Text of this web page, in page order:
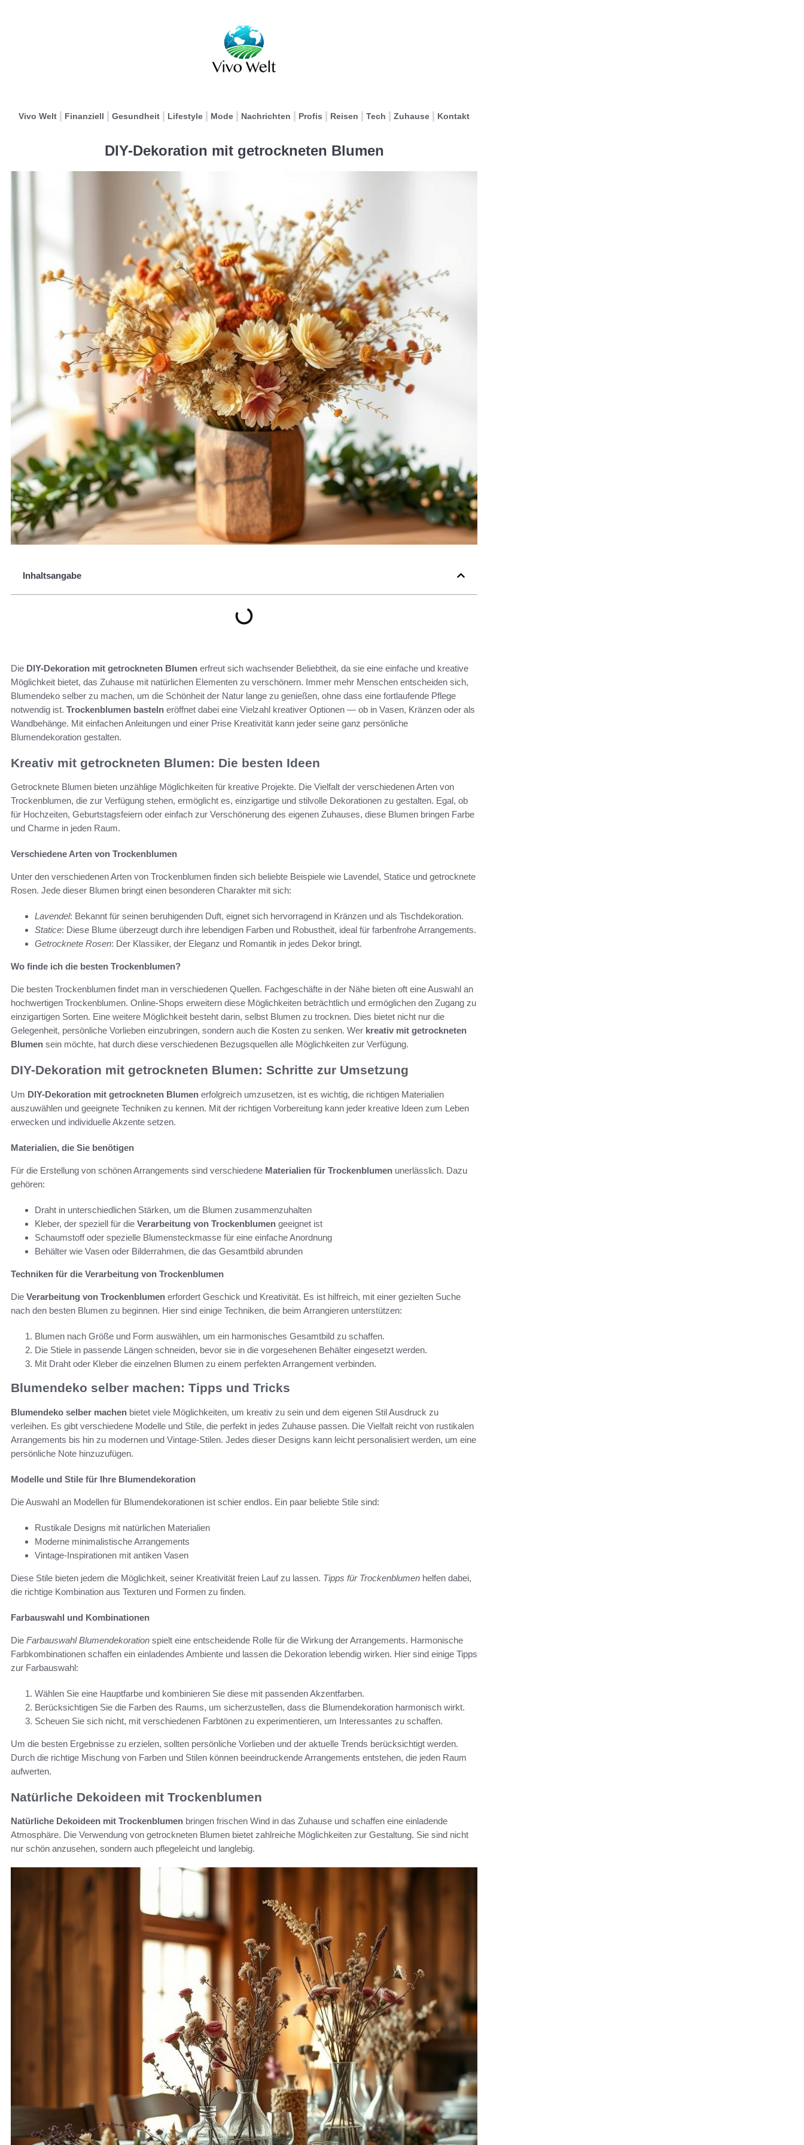
Vivo Welt Finanziell Gesundheit Lifestyle Mode Nachrichten Profis Reisen Tech Zuhause Kontakt
DIY-Dekoration mit getrockneten Blumen
Inhaltsangabe
Die DIY-Dekoration mit getrockneten Blumen erfreut sich wachsender Beliebtheit, da sie eine einfache und kreative
Möglichkeit bietet, das Zuhause mit natürlichen Elementen zu verschönern. Immer mehr Menschen entscheiden sich,
Blumendeko selber zu machen, um die Schönheit der Natur lange zu genießen, ohne dass eine fortlaufende Pflege
notwendig ist. Trockenblumen basteln eröffnet dabei eine Vielzahl kreativer Optionen — ob in Vasen, Kränzen oder als
Wandbehänge. Mit einfachen Anleitungen und einer Prise Kreativität kann jeder seine ganz persönliche
Blumendekoration gestalten.
Kreativ mit getrockneten Blumen: Die besten Ideen
Getrocknete Blumen bieten unzählige Möglichkeiten für kreative Projekte. Die Vielfalt der verschiedenen Arten von
Trockenblumen, die zur Verfügung stehen, ermöglicht es, einzigartige und stilvolle Dekorationen zu gestalten. Egal, ob
für Hochzeiten, Geburtstagsfeiern oder einfach zur Verschönerung des eigenen Zuhauses, diese Blumen bringen Farbe
und Charme in jeden Raum.
Verschiedene Arten von Trockenblumen
Unter den verschiedenen Arten von Trockenblumen finden sich beliebte Beispiele wie Lavendel, Statice und getrocknete
Rosen. Jede dieser Blumen bringt einen besonderen Charakter mit sich:
Lavendel: Bekannt für seinen beruhigenden Duft, eignet sich hervorragend in Kränzen und als Tischdekoration.
Statice: Diese Blume überzeugt durch ihre lebendigen Farben und Robustheit, ideal für farbenfrohe Arrangements.
Getrocknete Rosen: Der Klassiker, der Eleganz und Romantik in jedes Dekor bringt.
Wo finde ich die besten Trockenblumen?
Die besten Trockenblumen findet man in verschiedenen Quellen. Fachgeschäfte in der Nähe bieten oft eine Auswahl an
hochwertigen Trockenblumen. Online-Shops erweitern diese Möglichkeiten beträchtlich und ermöglichen den Zugang zu
einzigartigen Sorten. Eine weitere Möglichkeit besteht darin, selbst Blumen zu trocknen. Dies bietet nicht nur die
Gelegenheit, persönliche Vorlieben einzubringen, sondern auch die Kosten zu senken. Wer kreativ mit getrockneten
Blumen sein möchte, hat durch diese verschiedenen Bezugsquellen alle Möglichkeiten zur Verfügung.
DIY-Dekoration mit getrockneten Blumen: Schritte zur Umsetzung
Um DIY-Dekoration mit getrockneten Blumen erfolgreich umzusetzen, ist es wichtig, die richtigen Materialien
auszuwählen und geeignete Techniken zu kennen. Mit der richtigen Vorbereitung kann jeder kreative Ideen zum Leben
erwecken und individuelle Akzente setzen.
Materialien, die Sie benötigen
Für die Erstellung von schönen Arrangements sind verschiedene Materialien für Trockenblumen unerlässlich. Dazu
gehören:
Draht in unterschiedlichen Stärken, um die Blumen zusammenzuhalten
Kleber, der speziell für die Verarbeitung von Trockenblumen geeignet ist
Schaumstoff oder spezielle Blumensteckmasse für eine einfache Anordnung
Behälter wie Vasen oder Bilderrahmen, die das Gesamtbild abrunden
Techniken für die Verarbeitung von Trockenblumen
Die Verarbeitung von Trockenblumen erfordert Geschick und Kreativität. Es ist hilfreich, mit einer gezielten Suche
nach den besten Blumen zu beginnen. Hier sind einige Techniken, die beim Arrangieren unterstützen:
Blumen nach Größe und Form auswählen, um ein harmonisches Gesamtbild zu schaffen.
Die Stiele in passende Längen schneiden, bevor sie in die vorgesehenen Behälter eingesetzt werden.
Mit Draht oder Kleber die einzelnen Blumen zu einem perfekten Arrangement verbinden.
Blumendeko selber machen: Tipps und Tricks
Blumendeko selber machen bietet viele Möglichkeiten, um kreativ zu sein und dem eigenen Stil Ausdruck zu
verleihen. Es gibt verschiedene Modelle und Stile, die perfekt in jedes Zuhause passen. Die Vielfalt reicht von rustikalen
Arrangements bis hin zu modernen und Vintage-Stilen. Jedes dieser Designs kann leicht personalisiert werden, um eine
persönliche Note hinzuzufügen.
Modelle und Stile für Ihre Blumendekoration
Die Auswahl an Modellen für Blumendekorationen ist schier endlos. Ein paar beliebte Stile sind:
Rustikale Designs mit natürlichen Materialien
Moderne minimalistische Arrangements
Vintage-Inspirationen mit antiken Vasen
Diese Stile bieten jedem die Möglichkeit, seiner Kreativität freien Lauf zu lassen. Tipps für Trockenblumen helfen dabei,
die richtige Kombination aus Texturen und Formen zu finden.
Farbauswahl und Kombinationen
Die Farbauswahl Blumendekoration spielt eine entscheidende Rolle für die Wirkung der Arrangements. Harmonische
Farbkombinationen schaffen ein einladendes Ambiente und lassen die Dekoration lebendig wirken. Hier sind einige Tipps
zur Farbauswahl:
Wählen Sie eine Hauptfarbe und kombinieren Sie diese mit passenden Akzentfarben.
Berücksichtigen Sie die Farben des Raums, um sicherzustellen, dass die Blumendekoration harmonisch wirkt.
Scheuen Sie sich nicht, mit verschiedenen Farbtönen zu experimentieren, um Interessantes zu schaffen.
Um die besten Ergebnisse zu erzielen, sollten persönliche Vorlieben und der aktuelle Trends berücksichtigt werden.
Durch die richtige Mischung von Farben und Stilen können beeindruckende Arrangements entstehen, die jeden Raum
aufwerten.
Natürliche Dekoideen mit Trockenblumen
Natürliche Dekoideen mit Trockenblumen bringen frischen Wind in das Zuhause und schaffen eine einladende
Atmosphäre. Die Verwendung von getrockneten Blumen bietet zahlreiche Möglichkeiten zur Gestaltung. Sie sind nicht
nur schön anzusehen, sondern auch pflegeleicht und langlebig.